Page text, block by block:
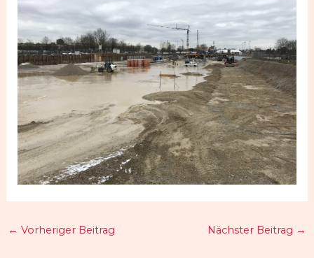
← Vorheriger Beitrag Nächster Beitrag →